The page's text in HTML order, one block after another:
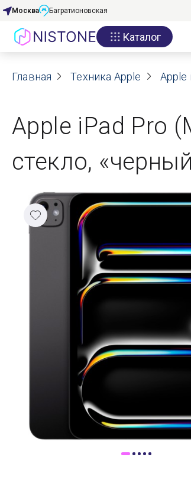
Акции
О нас
Реквизиты
Контакты
Гарантия
Оплата
Доставка
Trade-In
Москва Багратионовская
Каталог
Главная Техника Apple Apple
Apple iPad Pro
стекло,